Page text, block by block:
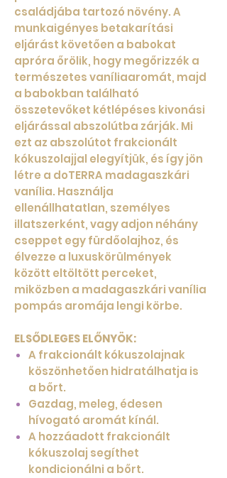
családjába tartozó növény. A
munkaigényes betakarítási
eljárást követően a babokat
apróra őrölik, hogy megőrizzék a
természetes vaníliaaromát, majd
a babokban található
összetevőket kétlépéses kivonási
eljárással abszolútba zárják. Mi
ezt az abszolútot frakcionált
kókuszolajjal elegyítjük, és így jön
létre a doTERRA madagaszkári
vanília. Használja
ellenállhatatlan, személyes
illatszerként, vagy adjon néhány
cseppet egy fürdőolajhoz, és
élvezze a luxuskörülmények
között eltöltött perceket,
miközben a madagaszkári vanília
pompás aromája lengi körbe.
ELSŐDLEGES ELŐNYÖK:
A frakcionált kókuszolajnak
köszönhetően hidratálhatja is
a bőrt.
Gazdag, meleg, édesen
hívogató aromát kínál.
A hozzáadott frakcionált
kókuszolaj segíthet
kondicionálni a bőrt.